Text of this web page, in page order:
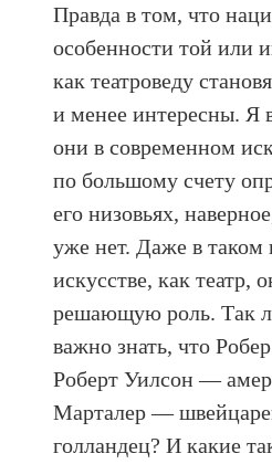
Правда в том, что
особенности той или
как театроведу
и менее интересны. Я
они в современном
по большому счету
его низовьях,
уже нет. Даже в таком
искусстве, как театр,
решающую роль. Так
важно знать, что
Роберт Уилсон —
Марталер —
голландец? И какие